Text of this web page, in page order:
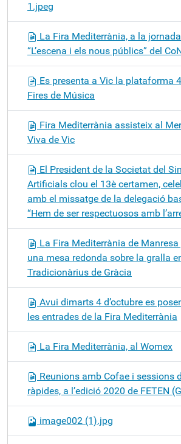
1.jpeg
La Fira Mediterrània, a la
“L’escena i els nous públics” del
Es presenta a Vic la plataforma
Fires de Música
Fira Mediterrània assisteix al
Viva de Vic
El President de la Societat del
Artificials clou el 13è certamen,
amb el missatge de la delegació
“Hem de ser respectuosos amb
La Fira Mediterrània de
una mesa redonda sobre la gralla
Tradicionàrius de Gràcia
Avui dimarts 4 d’octubre es
les entrades de la Fira Mediterrània
La Fira Mediterrània, al Womex
Reunions amb Cofae i sessions
ràpides, a l’edició 2020 de FETEN
image002 (1).jpg